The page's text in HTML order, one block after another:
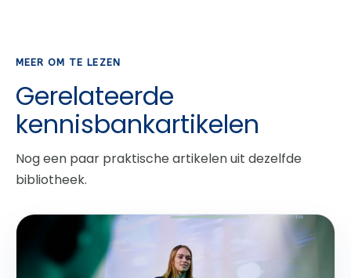
MEER OM TE LEZEN
Gerelateerde
kennisbankartikelen
Nog een paar praktische artikelen uit dezelfde
bibliotheek.